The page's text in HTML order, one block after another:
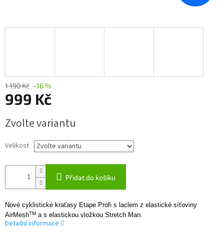
1 190 Kč –16 %
999 Kč
cena:
Zvolte variantu
Velikost
Přidat do košíku
Nové cyklistické kraťasy Etape Profi s laclem z elastické síťoviny
AirMeshTM a s elastickou vložkou Stretch Man.
Detailní informace